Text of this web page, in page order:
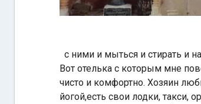
с ними и мыться и стирать и
Вот отелька с которым мне
чисто и комфортно. Хозяин
йогой,есть свои лодки, такси,